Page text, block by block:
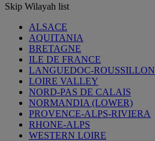
Skip Wilayah list
ALSACE
AQUITANIA
BRETAGNE
ILE DE FRANCE
LANGUEDOC-ROUSSILLON
LOIRE VALLEY
NORD-PAS DE CALAIS
NORMANDIA (LOWER)
PROVENCE-ALPS-RIVIERA
RHONE-ALPS
WESTERN LOIRE